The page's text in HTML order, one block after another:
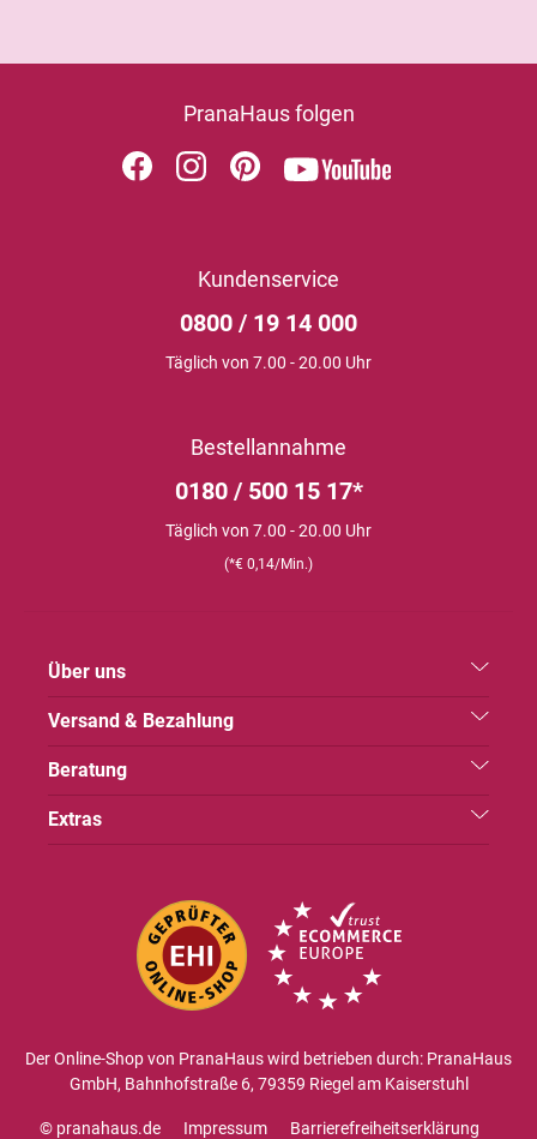
PranaHaus folgen
Kundenservice
0800 / 19 14 000
Täglich von 7.00 - 20.00 Uhr
Bestellannahme
0180 / 500 15 17*
Täglich von 7.00 - 20.00 Uhr
(*€ 0,14/Min.)
Über uns
Versand & Bezahlung
Beratung
Extras
Der Online-Shop von PranaHaus wird betrieben durch: PranaHaus
GmbH, Bahnhofstraße 6, 79359 Riegel am Kaiserstuhl
© pranahaus.de Impressum Barrierefreiheitserklärung